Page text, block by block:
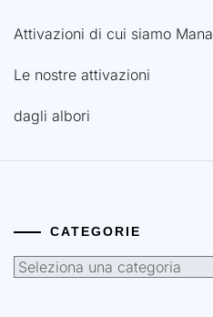
Attivazioni di cui siamo
Le nostre attivazioni
dagli albori
CATEGORIE
Categorie